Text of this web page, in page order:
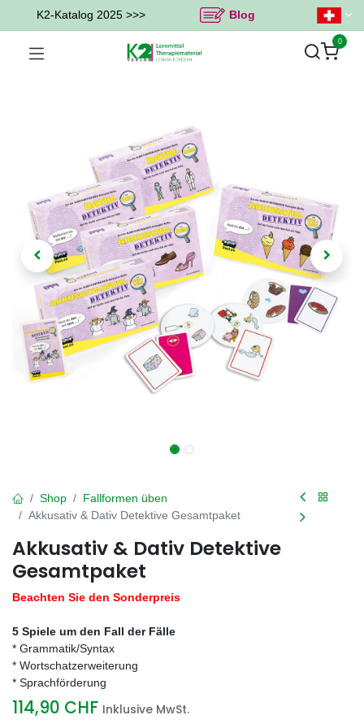
K2-Katalog 2025 >>> Blog
0
Shop
Fallformen üben
Akkusativ & Dativ Detektive Gesamtpaket
Akkusativ & Dativ Detektive
Gesamtpaket
Beachten Sie den Sonderpreis
5 Spiele um den Fall der Fälle
* Grammatik/Syntax
* Wortschatzerweiterung
* Sprachförderung
114,90 CHF Inklusive MwSt.